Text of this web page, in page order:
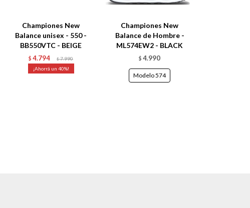
Championes New
Balance unisex - 550 -
BB550VTC - BEIGE
$ 4.794 $ 7.990
40
Championes New
Balance de Hombre -
ML574EW2 - BLACK
$ 4.990
Modelo 574